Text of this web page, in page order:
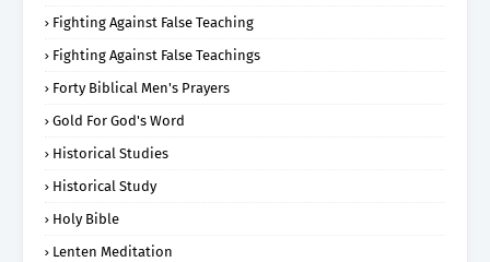
Fighting Against False Teaching
Fighting Against False Teachings
Forty Biblical Men's Prayers
Gold For God's Word
Historical Studies
Historical Study
Holy Bible
Lenten Meditation